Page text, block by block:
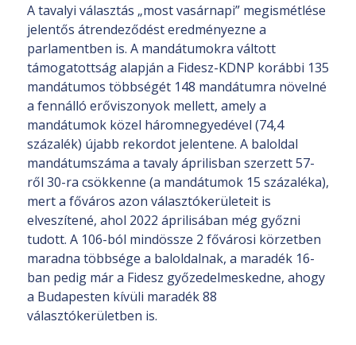
A tavalyi választás „most vasárnapi” megismétlése
jelentős átrendeződést eredményezne a
parlamentben is. A mandátumokra váltott
támogatottság alapján a Fidesz-KDNP korábbi 135
mandátumos többségét 148 mandátumra növelné
a fennálló erőviszonyok mellett, amely a
mandátumok közel háromnegyedével (74,4
százalék) újabb rekordot jelentene. A baloldal
mandátumszáma a tavaly áprilisban szerzett 57-
ről 30-ra csökkenne (a mandátumok 15 százaléka),
mert a főváros azon választókerületeit is
elveszítené, ahol 2022 áprilisában még győzni
tudott. A 106-ból mindössze 2 fővárosi körzetben
maradna többsége a baloldalnak, a maradék 16-
ban pedig már a Fidesz győzedelmeskedne, ahogy
a Budapesten kívüli maradék 88
választókerületben is.